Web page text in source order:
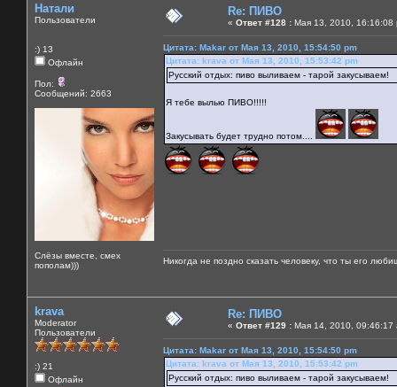
Натали
Пользователи
:) 13
Офлайн
Пол:
Сообщений: 2663
Слёзы вместе, смех
пополам)))
Re: ПИВО
« Ответ #128 : Мая 13, 2010, 16:16:08
Цитата: Makar от Мая 13, 2010, 15:54:50 pm
Цитата: krava от Мая 13, 2010, 15:53:42 pm
Русский отдых: пиво выливаем - тарой закусываем!
Я тебе вылью ПИВО!!!!!
Закусывать будет трудно потом....
Никогда не поздно сказать человеку, что ты его
krava
Moderator
Пользователи
:) 21
Офлайн
Re: ПИВО
« Ответ #129 : Мая 14, 2010, 09:46:17
Цитата: Makar от Мая 13, 2010, 15:54:50 pm
Цитата: krava от Мая 13, 2010, 15:53:42 pm
Русский отдых: пиво выливаем - тарой закусываем!